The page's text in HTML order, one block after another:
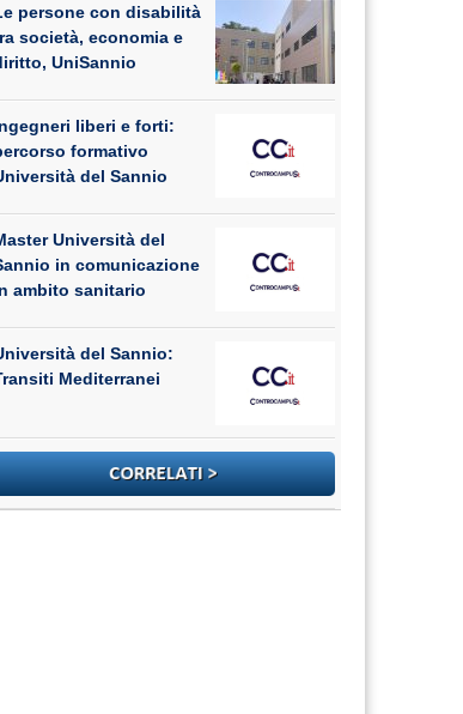
persone con disabilità
società, economia e
UniSannio
liberi e forti:
formativo
del Sannio
Università del
in comunicazione
ambito sanitario
del Sannio:
Mediterranei